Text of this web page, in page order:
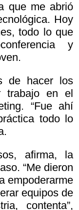
que me abrió
Hoy
todo lo que
y
de hacer los
trabajo en el
“Fue ahí
todo lo
afirma, la
“Me dieron
empoderarme
equipos de
contenta”,